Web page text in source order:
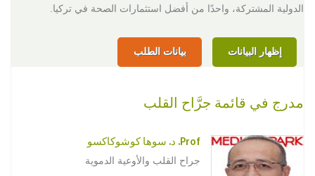
الدولية المشتركة، واحدًا من أفضل استثمارات الصحة في تركيا.
إظهار البيانات بيانات الطلب
مدرج في قائمة جرَّاح القلب
Prof. د. سوها كوشوكاكسو
جراح القلب والأوعية الدموية